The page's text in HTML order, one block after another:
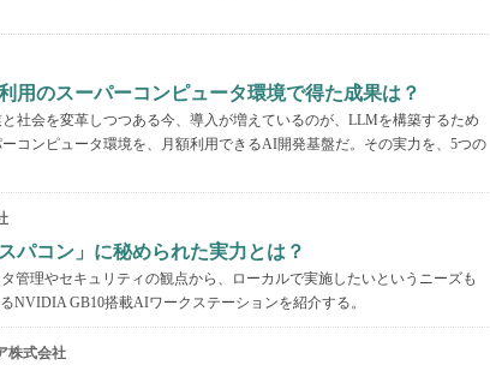
用のスーパーコンピュータ環境で得た成果は？
社会を変革しつつある今、導入が増えているのが、LLMを構築するため
コンピュータ環境を、月額利用できるAI開発基盤だ。その実力を、5つの
パコン」に秘められた実力とは？
管理やセキュリティの観点から、ローカルで実施したいというニーズも
NVIDIA GB10搭載AIワークステーションを紹介する。
株式会社